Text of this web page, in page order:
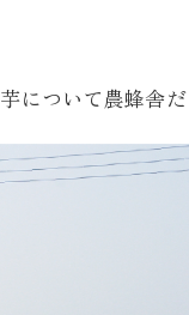
について農蜂舎だ